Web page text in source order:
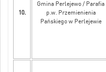
10.
Gmina Perlejewo / Parafia
p.w. Przemienienia
Pańskiego w Perlejewie